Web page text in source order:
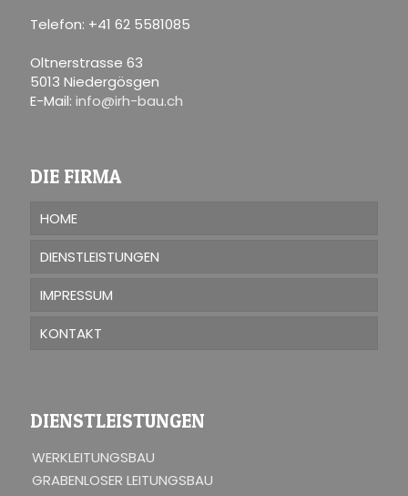
Telefon: +41 62 5581085
Oltnerstrasse 63
5013 Niedergösgen
E-Mail: info@irh-bau.ch
DIE FIRMA
HOME
DIENSTLEISTUNGEN
IMPRESSUM
KONTAKT
DIENSTLEISTUNGEN
WERKLEITUNGSBAU
GRABENLOSER LEITUNGSBAU